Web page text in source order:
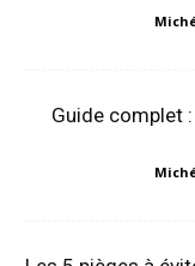
Guide complet